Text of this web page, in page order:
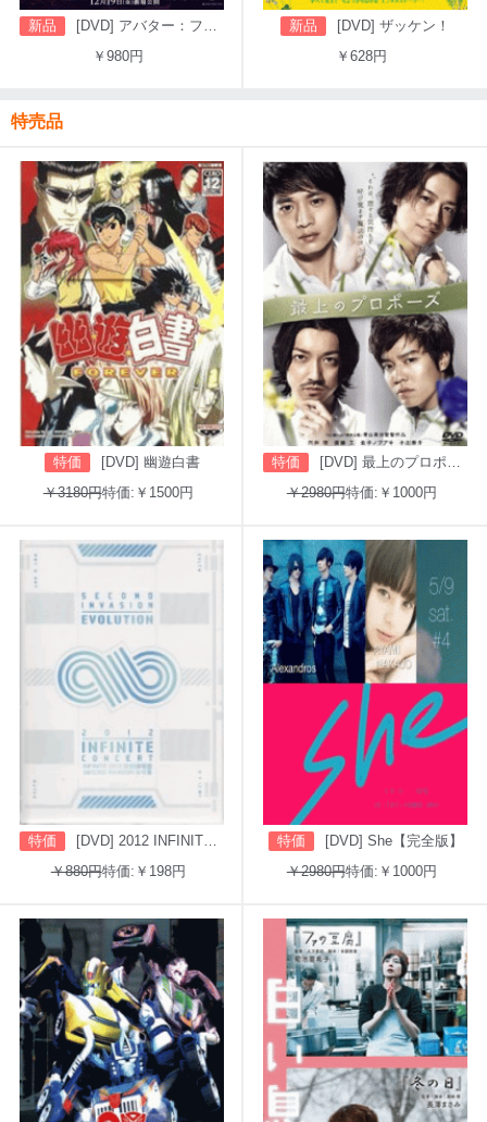
新品
[DVD] アバター：ファイヤー・アンド・アッシュ
￥980円
新品
[DVD] ザッケン！
￥628円
特売品
特価
[DVD] 幽遊白書
￥3180円特価:￥1500円
特価
[DVD] 最上のプロポーズ
￥2980円特価:￥1000円
特価
[DVD] 2012 INFINITE CONCERT SECOND INVASION: EVOLUTION
￥880円特価:￥198円
特価
[DVD] She【完全版】
￥2980円特価:￥1000円